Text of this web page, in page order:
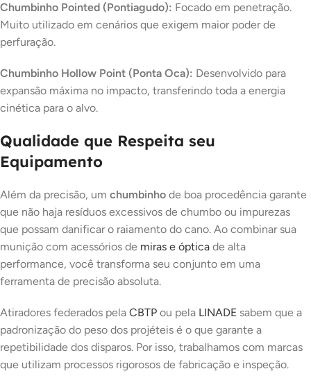
Chumbinho Pointed (Pontiagudo): Focado em penetração.
Muito utilizado em cenários que exigem maior poder de
perfuração.
Chumbinho Hollow Point (Ponta Oca): Desenvolvido para
expansão máxima no impacto, transferindo toda a energia
cinética para o alvo.
Qualidade que Respeita seu
Equipamento
Além da precisão, um chumbinho de boa procedência garante
que não haja resíduos excessivos de chumbo ou impurezas
que possam danificar o raiamento do cano. Ao combinar sua
munição com acessórios de miras e óptica de alta
performance, você transforma seu conjunto em uma
ferramenta de precisão absoluta.
Atiradores federados pela CBTP ou pela LINADE sabem que a
padronização do peso dos projéteis é o que garante a
repetibilidade dos disparos. Por isso, trabalhamos com marcas
que utilizam processos rigorosos de fabricação e inspeção.